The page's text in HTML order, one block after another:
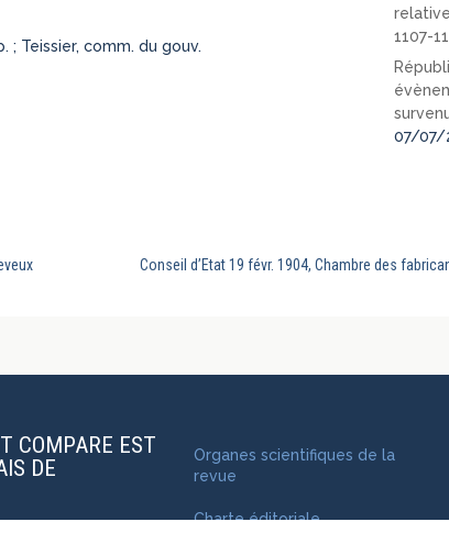
; Teissier, comm. du gouv.
1107-
07/07/
Conseil d’Etat 19 févr. 1904, Chambre des
COMPARE EST
DE
Organes scientifiques de la
revue
Charte éditoriale